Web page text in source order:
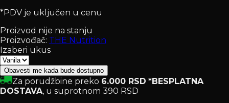
*PDV je uključen u cenu
Proizvod nije na stanju
Proizvođač: THE Nutrition
Izaberi ukus
Obavesti me kada bude dostupno
Za porudžbine preko 6.000 RSD *BESPLATNA
DOSTAVA, u suprotnom 390 RSD